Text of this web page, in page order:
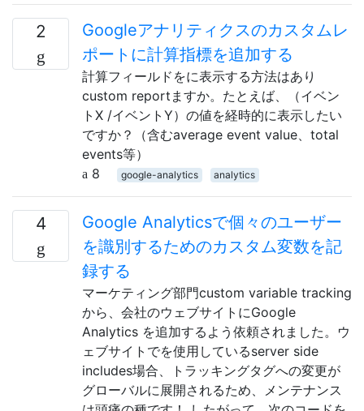
2
Googleアナリティクスのカスタムレ
ポートに計算指標を追加する
計算フィールドをに表示する方法はあり
custom reportますか。たとえば、（イベン
トX /イベントY）の値を経時的に表示したい
ですか？（含むaverage event value、total
events等）
8
google-analytics analytics
4
Google Analyticsで個々のユーザー
を識別するためのカスタム変数を記
録する
マーケティング部門custom variable tracking
から、会社のウェブサイトにGoogle
Analytics を追加するよう依頼されました。ウ
ェブサイトでを使用しているserver side
includes場合、トラッキングタグへの変更が
グローバルに展開されるため、メンテナンス